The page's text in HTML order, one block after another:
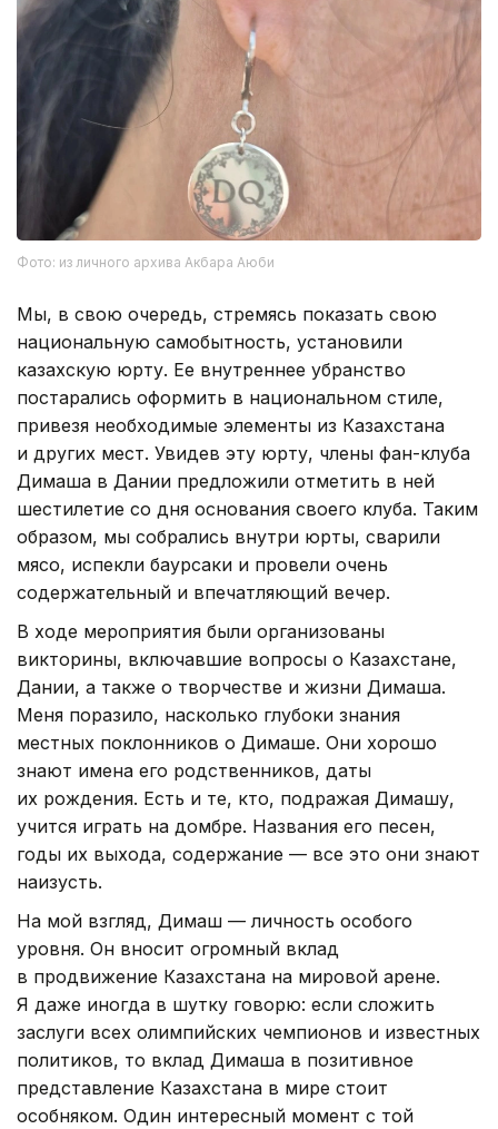
Фото: из личного архива Акбара Аюби
Мы, в свою очередь, стремясь показать свою
национальную самобытность, установили
казахскую юрту. Ее внутреннее убранство
постарались оформить в национальном стиле,
привезя необходимые элементы из Казахстана
и других мест. Увидев эту юрту, члены фан-клуба
Димаша в Дании предложили отметить в ней
шестилетие со дня основания своего клуба. Таким
образом, мы собрались внутри юрты, сварили
мясо, испекли баурсаки и провели очень
содержательный и впечатляющий вечер.
В ходе мероприятия были организованы
викторины, включавшие вопросы о Казахстане,
Дании, а также о творчестве и жизни Димаша.
Меня поразило, насколько глубоки знания
местных поклонников о Димаше. Они хорошо
знают имена его родственников, даты
их рождения. Есть и те, кто, подражая Димашу,
учится играть на домбре. Названия его песен,
годы их выхода, содержание — все это они знают
наизусть.
На мой взгляд, Димаш — личность особого
уровня. Он вносит огромный вклад
в продвижение Казахстана на мировой арене.
Я даже иногда в шутку говорю: если сложить
заслуги всех олимпийских чемпионов и известных
политиков, то вклад Димаша в позитивное
представление Казахстана в мире стоит
особняком. Один интересный момент с той